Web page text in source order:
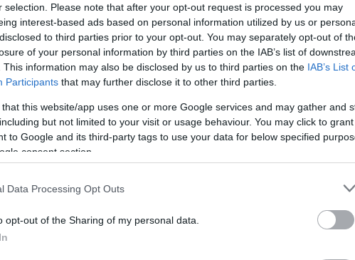
selection. Please note that after your opt-out request is processed you may
interest-based ads based on personal information utilized by us or
to third parties prior to your opt-out. You may separately opt-out of
of your personal information by third parties on the IAB’s list of
This information may also be disclosed by us to third parties on the IAB’s List
Participants that may further disclose it to other third parties.
that this website/app uses one or more Google services and may gather and
but not limited to your visit or usage behaviour. You may click to
to Google and its third-party tags to use your data for below specified
consent section.
Data Processing Opt Outs
opt-out of the Sharing of my personal data.